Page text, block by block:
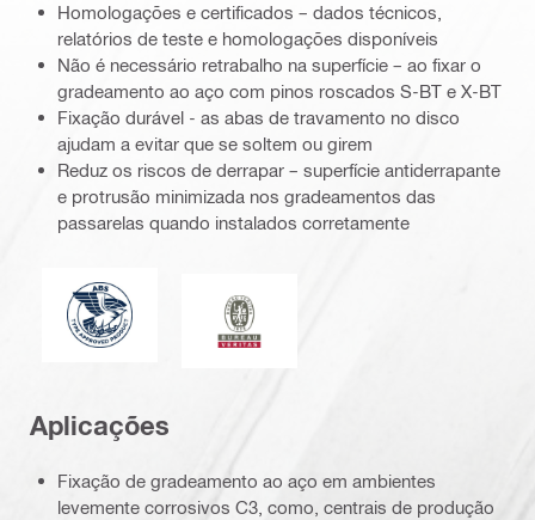
Homologações e certificados – dados técnicos,
relatórios de teste e homologações disponíveis
Não é necessário retrabalho na superfície – ao fixar o
gradeamento ao aço com pinos roscados S-BT e X-BT
Fixação durável - as abas de travamento no disco
ajudam a evitar que se soltem ou girem
Reduz os riscos de derrapar – superfície antiderrapante
e protrusão minimizada nos gradeamentos das
passarelas quando instalados corretamente
American Bureau of Shipping
Bureau Veritas
Aplicações
Fixação de gradeamento ao aço em ambientes
levemente corrosivos C3, como, centrais de produção